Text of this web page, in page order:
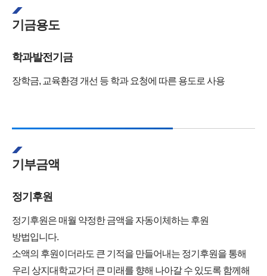
기금용도
학과발전기금
장학금, 교육환경 개선 등 학과 요청에 따른 용도로 사용
기부금액
정기후원
정기후원은 매월 약정한 금액을 자동이체하는 후원
방법입니다.
소액의 후원이더라도 큰 기적을 만들어내는 정기후원을 통해
우리 상지대학교가더 큰 미래를 향해 나아갈 수 있도록 함께해